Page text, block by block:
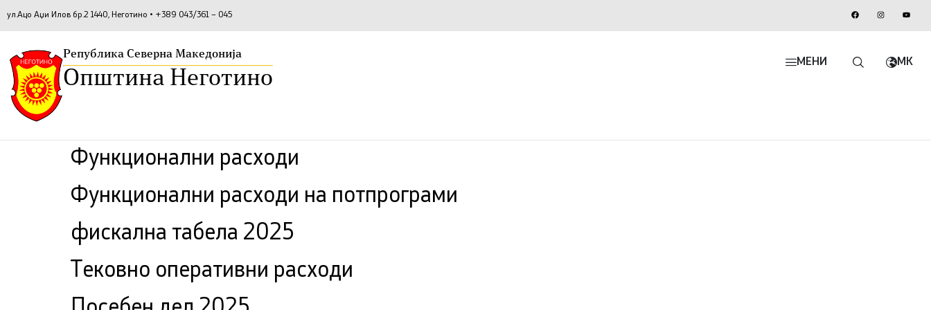
ул.Ацо Аџи Илов бр.2 1440, Неготино • +389 043/361 – 045
Република Северна Македонија
Општина Неготино
МЕНИ MK
Функционални расходи
Функционални расходи на потпрограми
фискална табела 2025
Тековно оперативни расходи